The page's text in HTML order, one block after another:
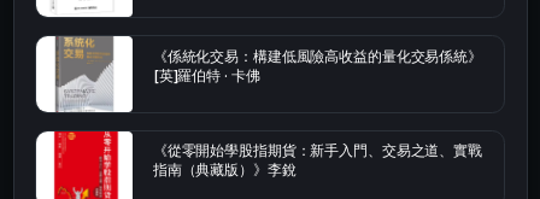
《係統化交易：構建低風險高收益的量化交易係統》
[英]羅伯特 · 卡佛
《從零開始學股指期貨：新手入門、交易之道、實戰
指南（典藏版）》李銳